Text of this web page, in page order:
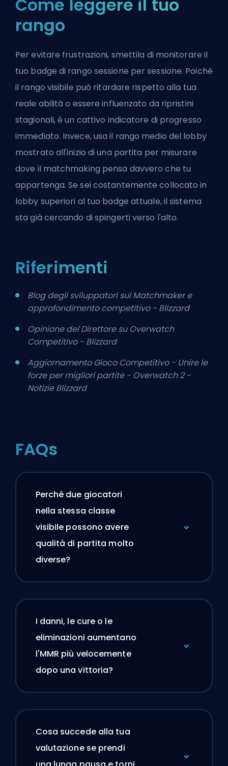
Come leggere il tuo
rango
Per evitare frustrazioni, smettila di monitorare il
tuo badge di rango sessione per sessione. Poiché
il rango visibile può ritardare rispetto alla tua
reale abilità o essere influenzato da ripristini
stagionali, è un cattivo indicatore di progresso
immediato. Invece, usa il rango medio del lobby
mostrato all'inizio di una partita per misurare
dove il matchmaking pensa davvero che tu
appartenga. Se sei costantemente collocato in
lobby superiori al tuo badge attuale, il sistema
sta già cercando di spingerti verso l'alto.
Riferimenti
Blog degli sviluppatori sul Matchmaker e
approfondimento competitivo - Blizzard
Opinione del Direttore su Overwatch
Competitivo - Blizzard
Aggiornamento Gioco Competitivo - Unire le
forze per migliori partite - Overwatch 2 -
Notizie Blizzard
FAQs
Perché due giocatori
nella stessa classe
visibile possono avere
qualità di partita molto
diverse?
I danni, le cure o le
eliminazioni aumentano
l'MMR più velocemente
dopo una vittoria?
Cosa succede alla tua
valutazione se prendi